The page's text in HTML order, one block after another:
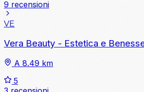
9 recensioni
VE
Vera Beauty - Estetica e
A 8.49 km
5